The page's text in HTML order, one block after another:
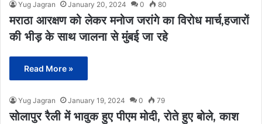
Yug Jagran January 20, 2024 0 80
मराठा आरक्षण को लेकर मनोज जरांगे का विरोध मार्च,हजारों
की भीड़ के साथ जालना से मुंबई जा रहे
Read More »
Yug Jagran January 19, 2024 0 79
सोलापुर रैली में भावुक हुए पीएम मोदी, रोते हुए बोले, काश